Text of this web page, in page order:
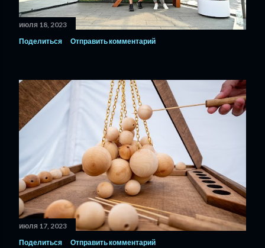
июля 18, 2023
Поделиться
Отправить комментарий
июля 17, 2023
Поделиться
Отправить комментарий